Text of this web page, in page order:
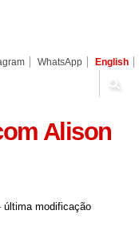
WhatsApp English
Alison
última modificação